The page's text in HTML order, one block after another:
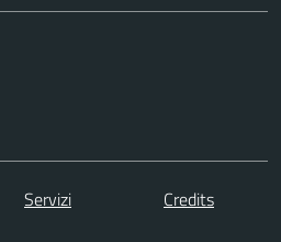
Servizi
Credits